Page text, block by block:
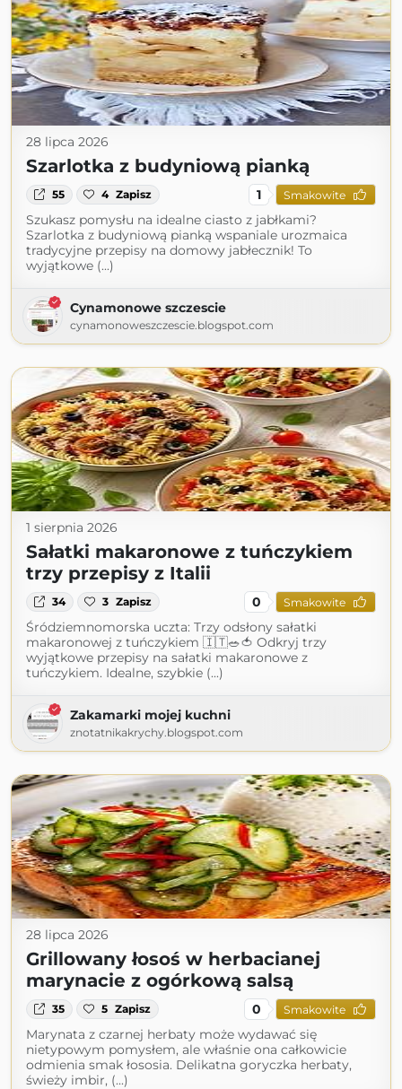
28 lipca 2026
Szarlotka z budyniową pianką
55 4 Zapisz 1 Smakowite
Szukasz pomysłu na idealne ciasto z jabłkami?
Szarlotka z budyniową pianką wspaniale urozmaica
tradycyjne przepisy na domowy jabłecznik! To
wyjątkowe (...)
Cynamonowe szczescie
cynamonoweszczescie.blogspot.com
1 sierpnia 2026
Sałatki makaronowe z tuńczykiem
trzy przepisy z Italii
34 3 Zapisz 0 Smakowite
Śródziemnomorska uczta: Trzy odsłony sałatki
makaronowej z tuńczykiem 🇮🇹🥗🍅 Odkryj trzy
wyjątkowe przepisy na sałatki makaronowe z
tuńczykiem. Idealne, szybkie (...)
Zakamarki mojej kuchni
znotatnikakrychy.blogspot.com
28 lipca 2026
Grillowany łosoś w herbacianej
marynacie z ogórkową salsą
35 5 Zapisz 0 Smakowite
Marynata z czarnej herbaty może wydawać się
nietypowym pomysłem, ale właśnie ona całkowicie
odmienia smak łososia. Delikatna goryczka herbaty,
świeży imbir, (...)